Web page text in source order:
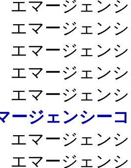
エマージェンシ
エマージェンシ
エマージェンシ
エマージェンシ
エマージェンシ
ージェンシーコ
エマージェンシ
エマージェンシ